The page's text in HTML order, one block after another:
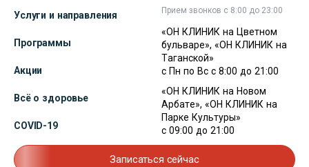
Услуги и направления
Программы
Акции
Всё о здоровье
COVID-19
Прием звонков с 8:00 до 23:00
«ОН КЛИНИК на Цветном
бульваре», «ОН КЛИНИК на
Таганской»
с Пн по Вс с 8:00 до 21:00
«ОН КЛИНИК на Новом
Арбате», «ОН КЛИНИК на
Парке Культуры»
с 09:00 до 21:00
Записаться сейчас